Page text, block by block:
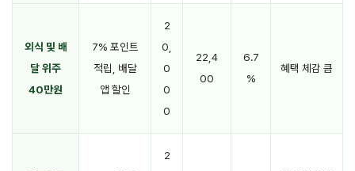
외식 및 배
달 위주
40만원
7% 포인트
적립, 배달
앱 할인
2
0,
0
0
0
22,4
00
6.7
%
혜택 체감 큼
2